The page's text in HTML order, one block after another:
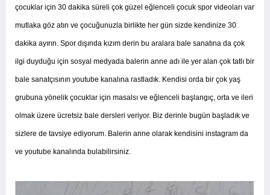
çocuklar için 30 dakika süreli çok güzel eğlenceli çocuk spor videoları var
mutlaka göz atın ve çocuğunuzla birlikte her gün sizde kendinize 30
dakika ayırın. Spor dışında kızım derin bu aralara bale sanatına da çok
ilgi duyduğu için sosyal medyada balerin anne adı ile yer alan çok tatlı bir
bale sanatçısının youtube kanalına rastladık. Kendisi orda bir çok yaş
grubuna yönelik çocuklar için masalsı ve eğlenceli başlangıç, orta ve ileri
olmak üzere ücretsiz bale dersleri veriyor. Biz derinle bugün başladık ve
sizlere de tavsiye ediyorum. Balerin anne olarak kendisini instagram da
ve youtube kanalında bulabilirsiniz.